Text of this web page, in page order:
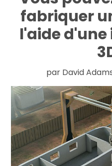
fabriquer
l'aide
par David